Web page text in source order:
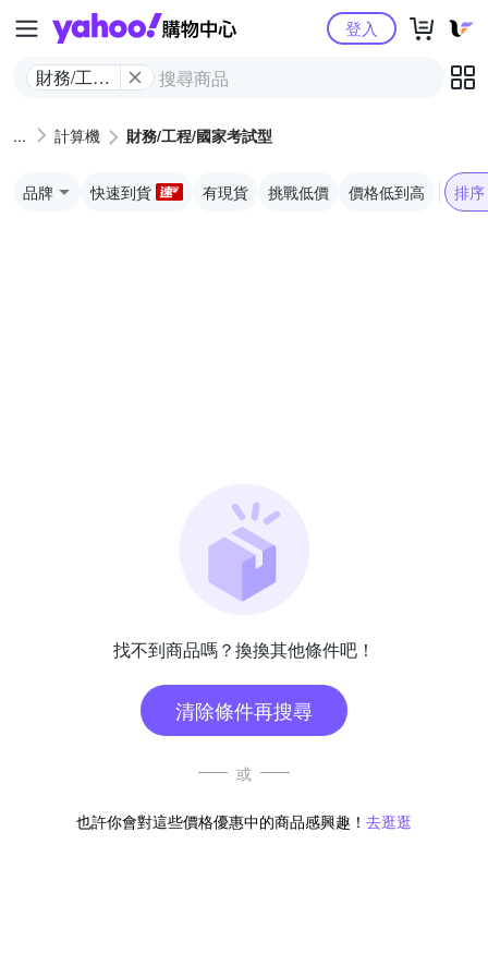
Yahoo購物中心
財務/工程/
型
登入
計算機 財務/工程/國家考試型
品牌 快速到貨 有現貨 挑戰低價 價格低到高 排序
找不到商品嗎？換換其他條件吧！
清除條件再搜尋
或
也許你會對這些價格優惠中的商品感興趣！ 去逛逛